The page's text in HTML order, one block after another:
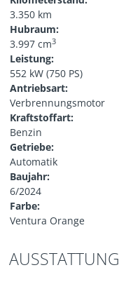
3.350 km
Hubraum:
3.997 cm3
Leistung:
552 kW (750 PS)
Antriebsart:
Verbrennungsmotor
Kraftstoffart:
Benzin
Getriebe:
Automatik
Baujahr:
6/2024
Farbe:
Ventura Orange
AUSSTATTUNG